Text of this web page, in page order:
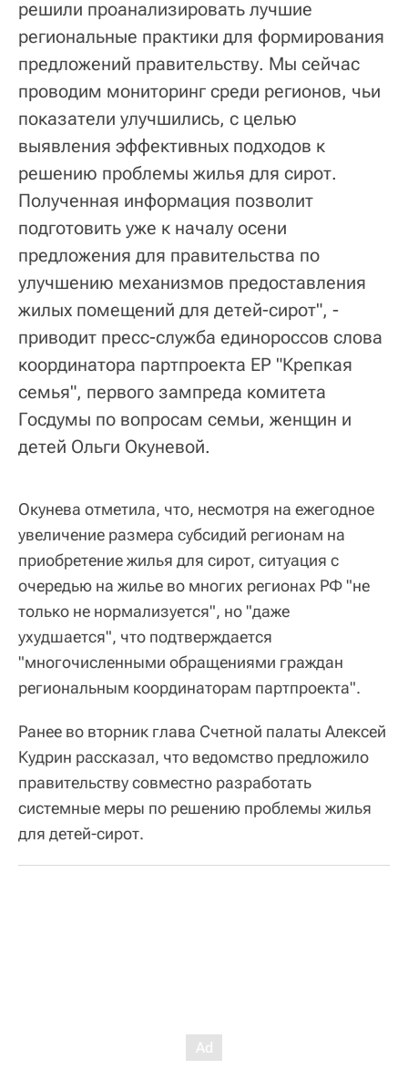
решили проанализировать лучшие
региональные практики для формирования
предложений правительству. Мы сейчас
проводим мониторинг среди регионов, чьи
показатели улучшились, с целью
выявления эффективных подходов к
решению проблемы жилья для сирот.
Полученная информация позволит
подготовить уже к началу осени
предложения для правительства по
улучшению механизмов предоставления
жилых помещений для детей-сирот", -
приводит пресс-служба единороссов слова
координатора партпроекта ЕР "Крепкая
семья", первого зампреда комитета
Госдумы по вопросам семьи, женщин и
детей Ольги Окуневой.
Окунева отметила, что, несмотря на ежегодное
увеличение размера субсидий регионам на
приобретение жилья для сирот, ситуация с
очередью на жилье во многих регионах РФ "не
только не нормализуется", но "даже
ухудшается", что подтверждается
"многочисленными обращениями граждан
региональным координаторам партпроекта".
Ранее во вторник глава Счетной палаты Алексей
Кудрин рассказал, что ведомство предложило
правительству совместно разработать
системные меры по решению проблемы жилья
для детей-сирот.